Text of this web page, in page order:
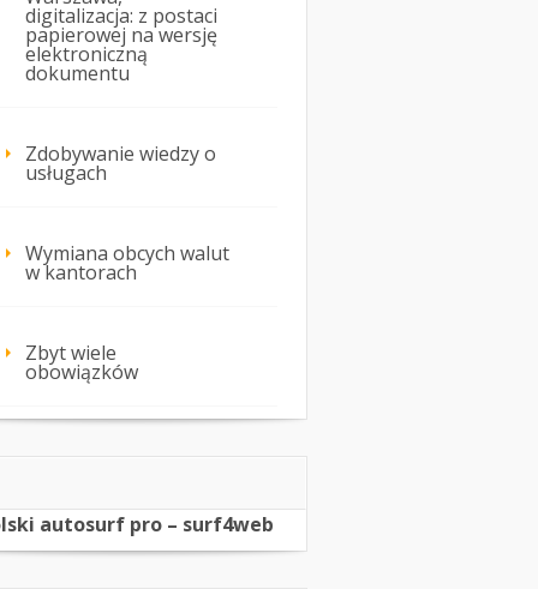
digitalizacja: z postaci
papierowej na wersję
elektroniczną
dokumentu
Zdobywanie wiedzy o
usługach
Wymiana obcych walut
w kantorach
Zbyt wiele
obowiązków
autosurf pro – surf4web